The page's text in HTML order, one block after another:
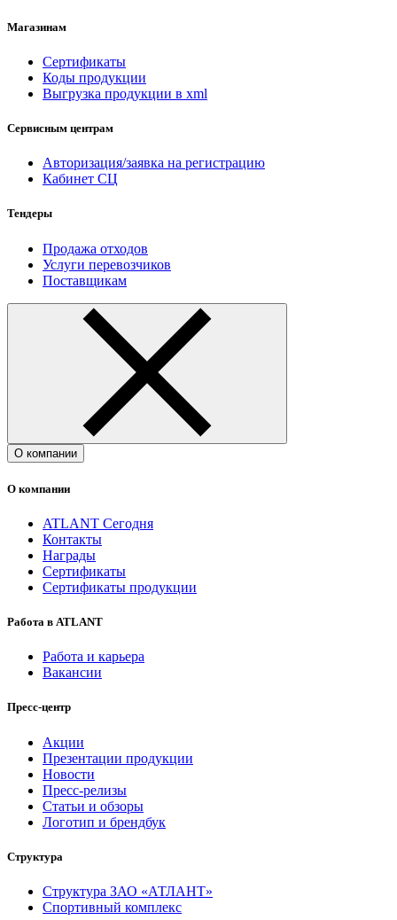
Магазинам
Сертификаты
Коды продукции
Выгрузка продукции в xml
Сервисным центрам
Авторизация/заявка на регистрацию
Кабинет СЦ
Тендеры
Продажа отходов
Услуги перевозчиков
Поставщикам
О компании
О компании
ATLANT Сегодня
Контакты
Награды
Сертификаты
Сертификаты продукции
Работа в ATLANT
Работа и карьера
Вакансии
Пресс-центр
Акции
Презентации продукции
Новости
Пресс-релизы
Статьи и обзоры
Логотип и брендбук
Структура
Структура ЗАО «АТЛАНТ»
Спортивный комплекс